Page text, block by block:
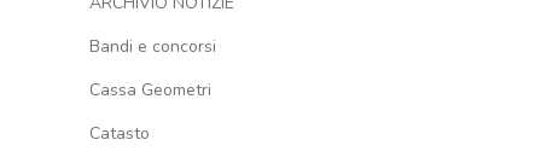
Bandi e concorsi
Cassa Geometri
Catasto